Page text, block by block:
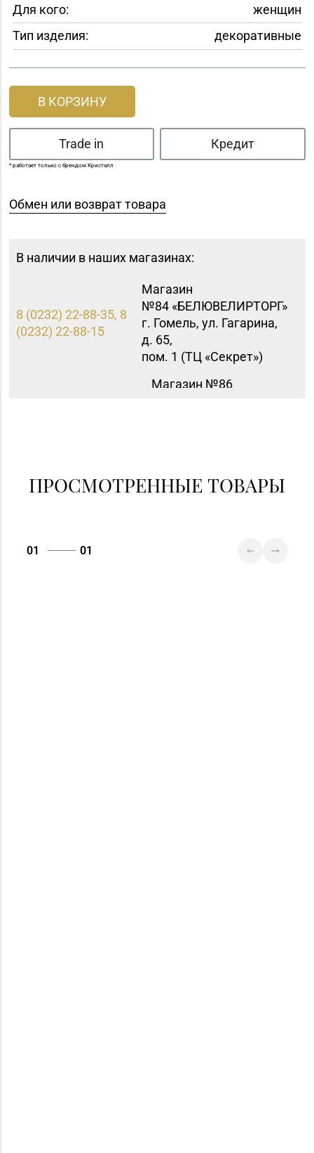
Для кого:
женщин
Тип изделия:
декоративные
В КОРЗИНУ
Trade in Кредит
* работает только с брендом Кристалл
Обмен или возврат товара
В наличии в наших магазинах:
8 (0232) 22-88-35, 8
(0232) 22-88-15
Магазин
№84 «БЕЛЮВЕЛИРТОРГ»
г. Гомель, ул. Гагарина,
д. 65,
пом. 1 (ТЦ «Секрет»)
Магазин №86
ПРОСМОТРЕННЫЕ ТОВАРЫ
01 01